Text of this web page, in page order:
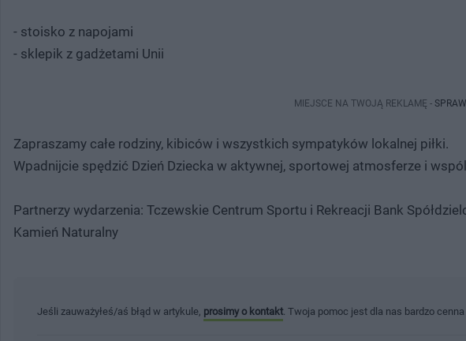
- stoisko z napojami
- sklepik z gadżetami Unii
MIEJSCE NA TWOJĄ REKLAMĘ -
Zapraszamy całe rodziny, kibiców i wszystkich sympatyków lokalnej piłki.
Wpadnijcie spędzić Dzień Dziecka w aktywnej, sportowej atmosferze i
Partnerzy wydarzenia: Tczewskie Centrum Sportu i Rekreacji Bank
Kamień Naturalny
Jeśli zauważyłeś/aś błąd w artykule, prosimy o kontakt . Twoja pomoc jest dla nas bardzo